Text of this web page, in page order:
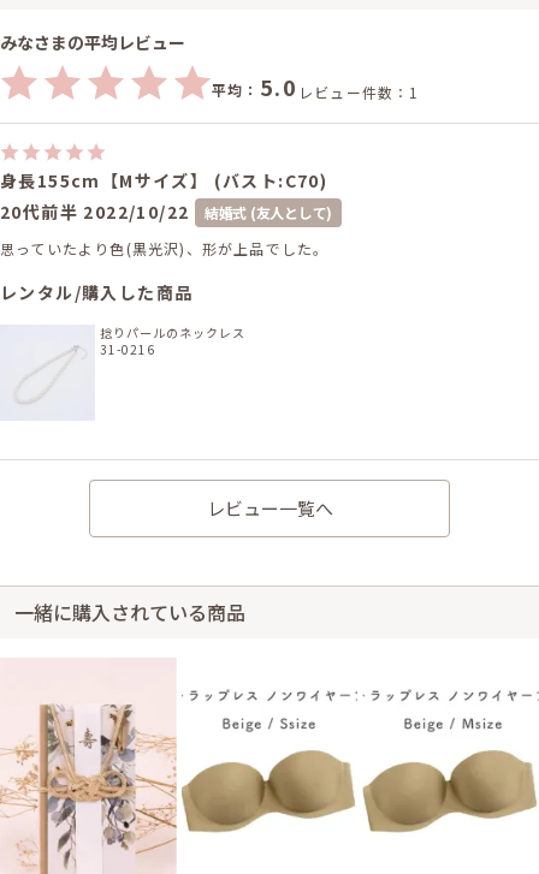
みなさまの平均レビュー
平均： 5.0 レビュー件数：1
身長155cm【Mサイズ】 (バスト:C70)
20代前半 2022/10/22
結婚式 (友人として)
思っていたより色(黒光沢)、形が上品でした。
レンタル/購入した商品
捻りパールのネックレス
31-0216
レビュー一覧へ
一緒に購入されている商品